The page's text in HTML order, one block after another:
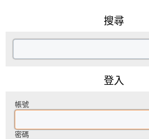
搜尋
登入
帳號
密碼